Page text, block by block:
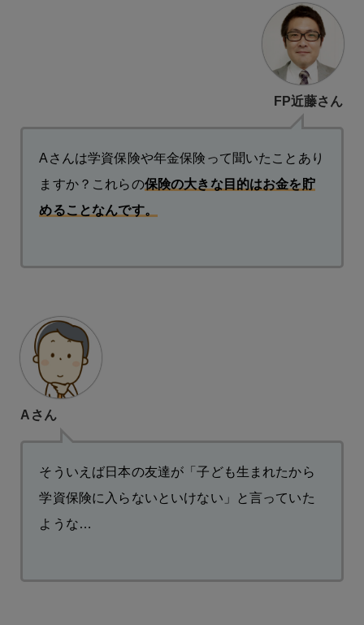
FP近藤さん
Aさんは学資保険や年金保険って聞いたことあり
ますか？これらの保険の大きな目的はお金を貯
めることなんです。
Aさん
そういえば日本の友達が「子ども生まれたから
学資保険に入らないといけない」と言っていた
ような…